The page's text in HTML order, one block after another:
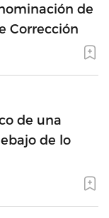
de
Corrección
de una
de lo